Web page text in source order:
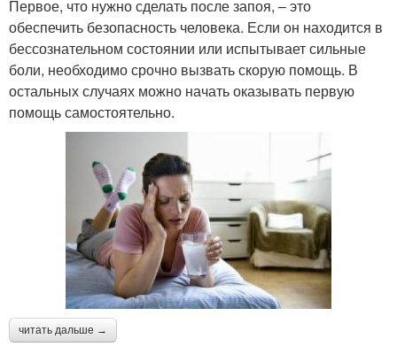
Первое, что нужно сделать после запоя, – это
обеспечить безопасность человека. Если он находится в
бессознательном состоянии или испытывает сильные
боли, необходимо срочно вызвать скорую помощь. В
остальных случаях можно начать оказывать первую
помощь самостоятельно.
читать дальше →